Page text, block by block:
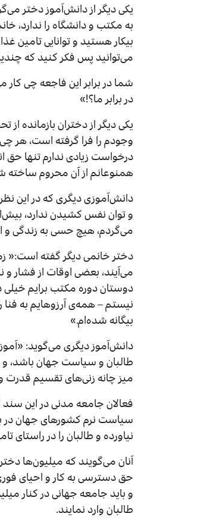
یکی دیگر از دانش‌آموز دختر
به مکتب و دانشگاه را ندارد،
بیکار هستید و توانایی تامین
می‌توانید پس فکر کنید که
شما در برابر این فاجعه چی
در برابر ما؟!»
یکی دیگر از دختران
وجودم را فرا گرفته است، هر
درخواست زیادی ندارم تنها
همنوعانم از آن محروم ساخته
دانش‌آموزی دیگری که در این
و توان نفس کشیدن ندارد،
می‌گردم، هیچ حسی به زندگی و
دختر خانمی دیگر گفته است:«
می‌آیند، بعضی اوقات از فشار
دوستان دوره مکتب برایم
نیستم – همه‌ی آرزوهایم به
بیگانه شده‌ام.»
دانش‌آموز دیگری می‌گوید:
طالبان و سیاست جهان باشد، و
میز چانه زنی‌های تقسیم
فعالان جامعه مدنی در این
سیاست نرم کشورهای جهان در
نیاورده و طالبان را در
آنان می‌گویند که میلیون‌ها
حق دسترسی به کار و احیای
و باید جامعه جهانی در کنار
طالبان وارد نمایند.